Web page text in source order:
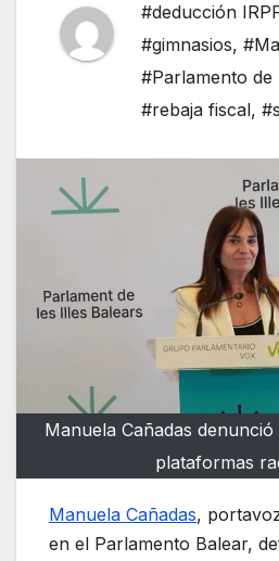
#deducción
#gimnasios,
#Parlamento de
#rebaja fiscal,
Manuela Cañadas
plataformas
Manuela Cañadas,
en el Parlamento Balear,